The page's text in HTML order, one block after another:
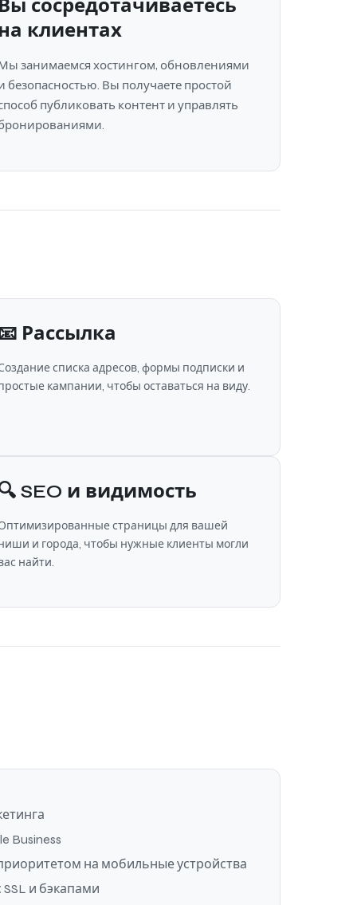
сосредотачиваетесь
клиентах
занимаемся хостингом, обновлениями
безопасностью. Вы получаете простой
публиковать контент и управлять
Рассылка
списка адресов, формы подписки и
кампании, чтобы оставаться на виду.
SEO и видимость
страницы для вашей
и города, чтобы нужные клиенты могли
найти.
Business
на мобильные устройства
SSL и бэкапами